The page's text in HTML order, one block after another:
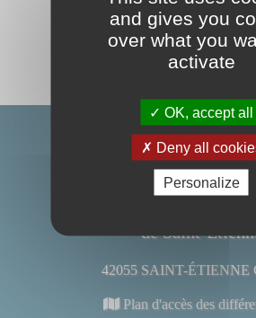
de Saint-
42055 SAINT-ÉTIENNE
Plan d'accès des
and gives you
over what you
activate
OK, accept all
Deny all
Personalize